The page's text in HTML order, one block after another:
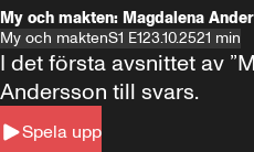
My och makten: Magdalena
My och maktenS1 E123.10.2521 min
Spela upp
I det första avsnittet av
Andersson till svars.